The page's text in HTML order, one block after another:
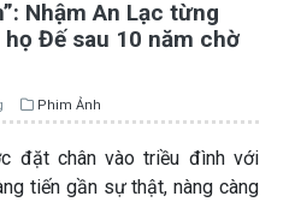
Nhậm An Lạc từng
Đế sau 10 năm chờ
Phim Ảnh
đặt chân vào triều đình với
tiến gần sự thật, nàng càng